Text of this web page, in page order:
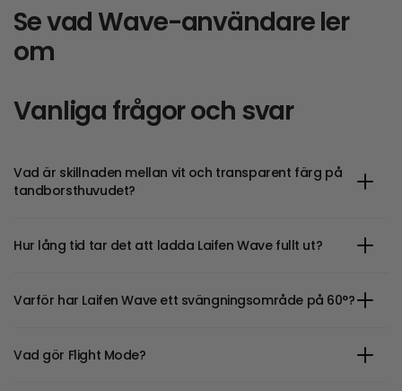
Se vad Wave-användareler
om
Vanliga frågor och svar
Vad är skillnaden mellan vit och transparent färg på
tandborsthuvudet?
Hur lång tid tar det att ladda Laifen Wave fullt ut?
Varför har Laifen Wave ett svängningsområde på 60°?
Vad gör Flight Mode?